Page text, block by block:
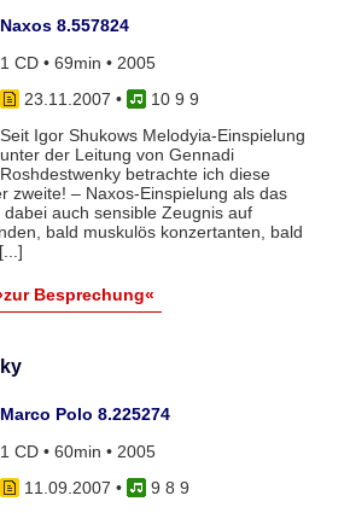
Naxos 8.557824
1 CD • 69min • 2005
23.11.2007 •
10 9 9
Seit Igor Shukows Melodyia-Einspielung
unter der Leitung von Gennadi
Roshdestwenky betrachte ich diese
zweite! – Naxos-Einspielung als das
auch sensible Zeugnis auf
bald muskulös konzertanten, bald
Besprechung«
Marco Polo 8.225274
1 CD • 60min • 2005
11.09.2007 •
9 8 9